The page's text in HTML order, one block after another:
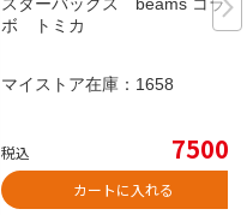
スターバックス beams コラ
ボ トミカ
マイストア在庫： 1658
税込 7500
カートに入れる